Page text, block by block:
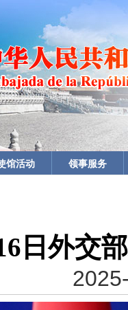
馆活动 领事服务
日外交